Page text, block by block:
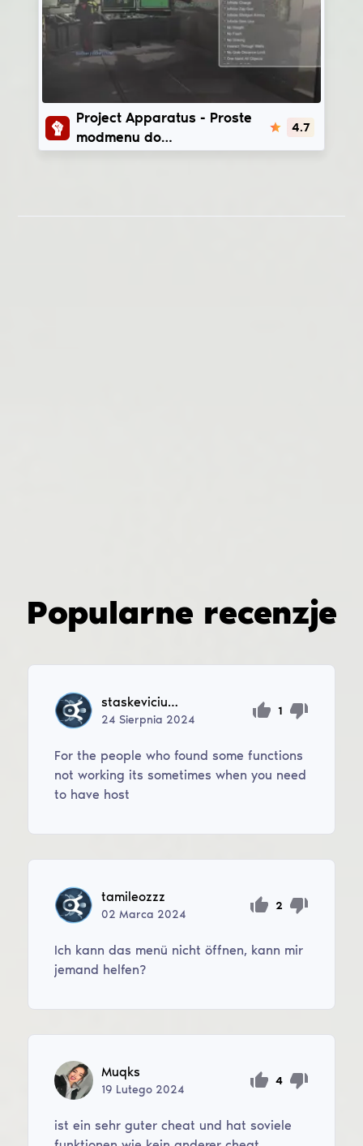
Project Apparatus
Project Apparatus - Proste
modmenu do
4.7
Popularne recenzje
staskeviciusdanielis
24Sierpnia 2024
1
For the people who found some functions
not working its sometimes when you need
to have host
tamileozzz
02Marca 2024
2
Ich kann das menü nicht öffnen, kann mir
jemand helfen?
Muqks
19 Lutego 2024
4
ist ein sehr guter cheat und hat soviele